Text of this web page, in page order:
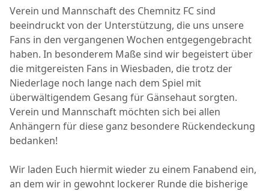
Verein und Mannschaft des Chemnitz FC sind
beeindruckt von der Unterstützung, die uns unsere
Fans in den vergangenen Wochen entgegengebracht
haben. In besonderem Maße sind wir begeistert über
die mitgereisten Fans in Wiesbaden, die trotz der
Niederlage noch lange nach dem Spiel mit
überwältigendem Gesang für Gänsehaut sorgten.
Verein und Mannschaft möchten sich bei allen
Anhängern für diese ganz besondere Rückendeckung
bedanken!
Wir laden Euch hiermit wieder zu einem Fanabend ein,
an dem wir in gewohnt lockerer Runde die bisherige